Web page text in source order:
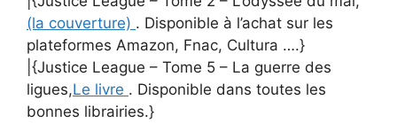
(la couverture) . Disponible à l’achat sur les
plateformes Amazon, Fnac, Cultura ….}
|{Justice League – Tome 5 – La guerre des
ligues,Le livre . Disponible dans toutes les
bonnes librairies.}